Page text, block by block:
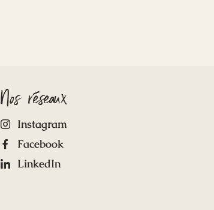
Nos réseaux
Instagram
Facebook
LinkedIn